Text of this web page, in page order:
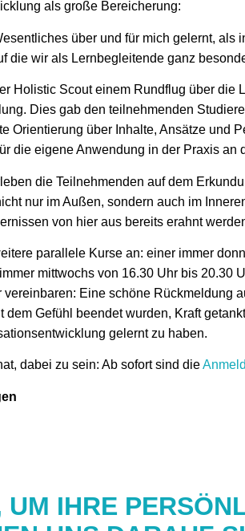
als große Bereicherung:
über und für mich gelernt, als
die wir als Lernbegleitende ganz
Holistic Scout einem Rundflug über die
Dies gab den teilnehmenden
Orientierung über Inhalte, Ansätze und
die eigene Anwendung in der Praxis an
die Teilnehmenden auf dem
nur im Außen, sondern auch im
von hier aus bereits erahnt
parallele Kurse an: einer immer
mittwochs von 16.30 Uhr bis 20.30
Eine schöne Rückmeldung
dem Gefühl beendet wurden, Kraft
gelernt zu haben.
dabei zu sein: Ab sofort sind die
IHRE